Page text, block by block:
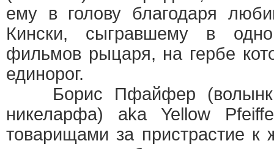
ему в голову благодаря
Кински, сыгравшему в
фильмов рыцаря, на гербе
единорог.
Борис Пфайфер
никеларфа) aka Yellow
товарищами за пристрастие к